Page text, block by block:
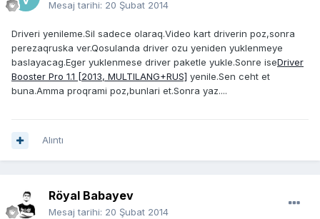
Mesaj tarihi: 20 Şubat 2014
Driveri yenileme.Sil sadece olaraq.Video kart driverin poz,sonra
perezaqruska ver.Qosulanda driver ozu yeniden yuklenmeye
baslayacag.Eger yuklenmese driver paketle yukle.Sonre iseDriver
Booster Pro 1.1 [2013, MULTILANG+RUS] yenile.Sen ceht et
buna.Amma proqrami poz,bunlari et.Sonra yaz....
Alıntı
Röyal Babayev
Mesaj tarihi: 20 Şubat 2014